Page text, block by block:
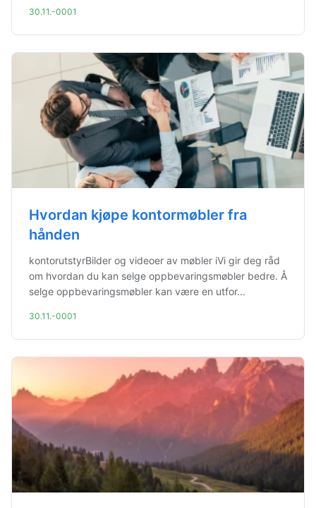
30.11.-0001
Hvordan kjøpe kontormøbler fra
hånden
kontorutstyrBilder og videoer av møbler iVi gir deg råd
om hvordan du kan selge oppbevaringsmøbler bedre. Å
selge oppbevaringsmøbler kan være en utfor...
30.11.-0001